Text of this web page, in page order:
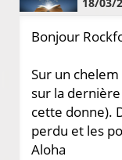
Bonjour
Sur un
sur la
cette donne).
perdu et les
Aloha